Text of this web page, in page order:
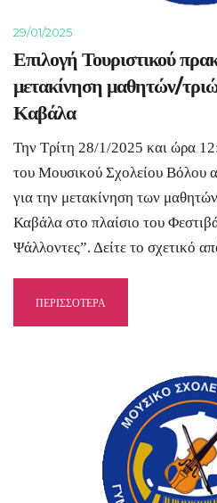
29/01/2025
Επιλογή Τουριστικού
μετακίνηση μαθητών/
Καβάλα
Την Τρίτη 28/1/2025 και ώρα
του Μουσικού Σχολείου Βόλου
για την μετακίνηση των
Καβάλα στο πλαίσιο του
Ψάλλοντες”. Δείτε το σχετικό
ΠΕΡΙΣΣΟΤΕΡΑ